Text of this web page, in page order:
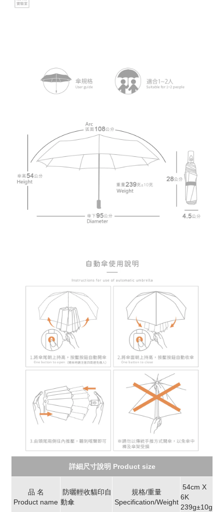
詳細尺寸說明 Product size
品 名
Product name
防曬輕收貓印自
動傘
規格/重量
Specification/Weight
54cm X
6K
239g±10g